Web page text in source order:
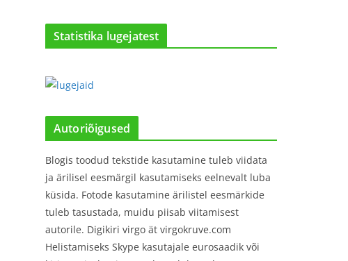
Statistika lugejatest
Autoriõigused
Blogis toodud tekstide kasutamine tuleb viidata
ja ärilisel eesmärgil kasutamiseks eelnevalt luba
küsida. Fotode kasutamine ärilistel eesmärkide
tuleb tasustada, muidu piisab viitamisest
autorile. Digikiri virgo ät virgokruve.com
Helistamiseks Skype kasutajale eurosaadik või